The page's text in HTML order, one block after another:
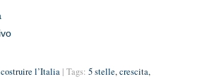
l’Italia | Tags: 5 stelle,crescita,